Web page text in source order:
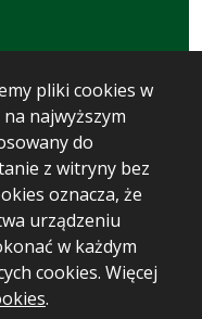
pliki cookies w
najwyższym
do
z witryny bez
oznacza, że
urządzeniu
w każdym
cookies. Więcej
.